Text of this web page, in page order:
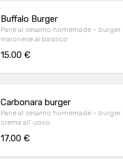
Buffalo Burger
Pane al sesamo homemade -
maionese al basilico
15.00 €
Carbonara burger
Pane al sesamo homemade -
crema all' uovo
17.00 €